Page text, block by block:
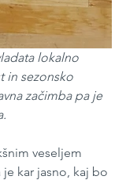
lokalno
in sezonsko
začimba pa je
veseljem
kar jasno, kaj bo